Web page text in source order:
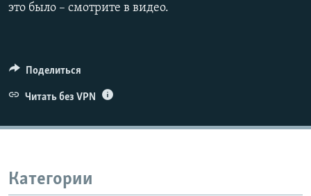
это было – смотрите в видео.
Поделиться
Читать без VPN
Категории